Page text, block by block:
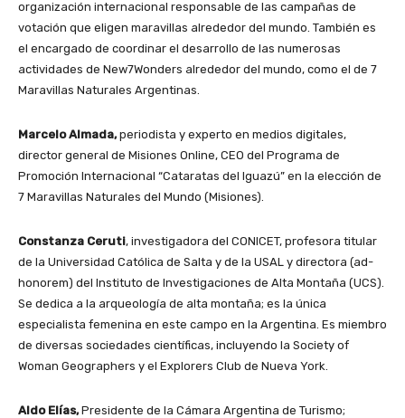
organización internacional responsable de las campañas de
votación que eligen maravillas alrededor del mundo. También es
el encargado de coordinar el desarrollo de las numerosas
actividades de New7Wonders alrededor del mundo, como el de 7
Maravillas Naturales Argentinas.
Marcelo Almada,periodista y experto en medios digitales,
director general de Misiones Online, CEO del Programa de
Promoción Internacional “Cataratas del Iguazú” en la elección de
7 Maravillas Naturales del Mundo (Misiones).
Constanza Ceruti, investigadora del CONICET, profesora titular
de la Universidad Católica de Salta y de la USAL y directora (ad-
honorem) del Instituto de Investigaciones de Alta Montaña (UCS).
Se dedica a la arqueología de alta montaña; es la única
especialista femenina en este campo en la Argentina. Es miembro
de diversas sociedades científicas, incluyendo la Society of
Woman Geographers y el Explorers Club de Nueva York.
Aldo Elías,Presidente de la Cámara Argentina de Turismo;